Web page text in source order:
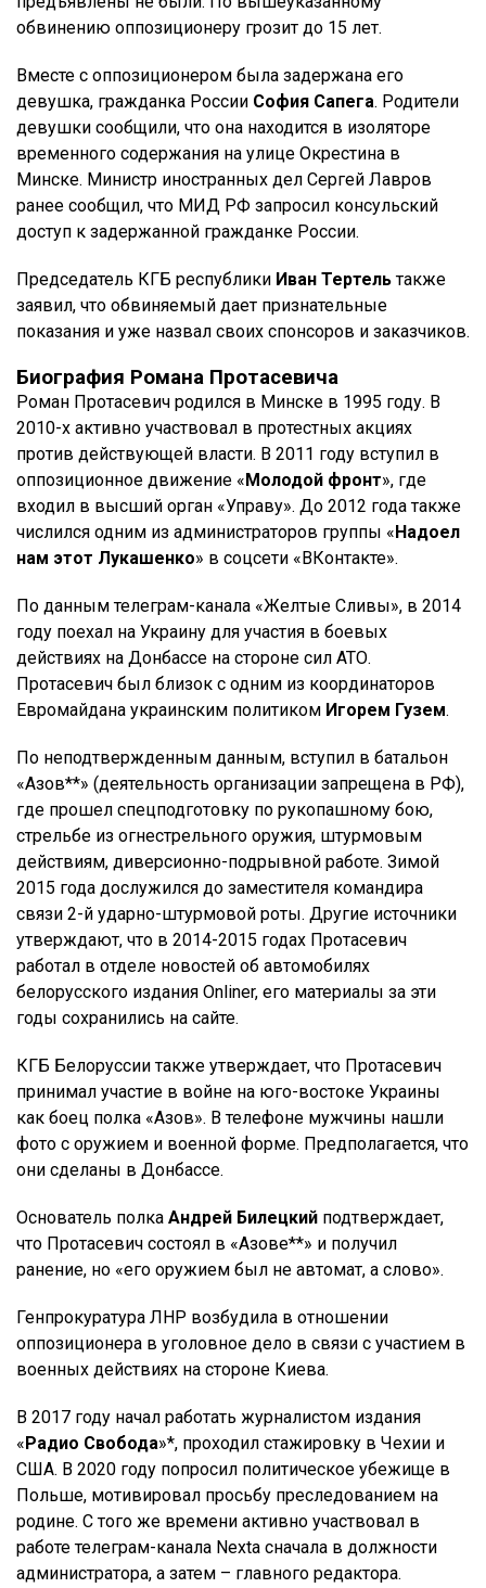
обвинению оппозиционеру грозит до 15 лет.
Вместе с оппозиционером была задержана его
девушка, гражданка России София Сапега. Родители
девушки сообщили, что она находится в изоляторе
временного содержания на улице Окрестина в
Минске. Министр иностранных дел Сергей Лавров
ранее сообщил, что МИД РФ запросил консульский
доступ к задержанной гражданке России.
Председатель КГБ республики Иван Тертельтакже
заявил, что обвиняемый дает признательные
показания и уже назвал своих спонсоров и заказчиков.
Биография Романа Протасевича
Роман Протасевич родился в Минске в 1995 году. В
2010-х активно участвовал в протестных акциях
против действующей власти. В 2011 году вступил в
оппозиционное движение « Молодой фронт», где
входил в высший орган «Управу». До 2012 года также
числился одним из администраторов группы « Надоел
нам этот Лукашенко» в соцсети «ВКонтакте».
По данным телеграм-канала «Желтые Сливы», в 2014
году поехал на Украину для участия в боевых
действиях на Донбассе на стороне сил АТО.
Протасевич был близок с одним из координаторов
Евромайдана украинским политиком Игорем Гузем.
По неподтвержденным данным, вступил в батальон
«Азов**» (деятельность организации запрещена в РФ),
где прошел спецподготовку по рукопашному бою,
стрельбе из огнестрельного оружия, штурмовым
действиям, диверсионно-подрывной работе. Зимой
2015 года дослужился до заместителя командира
связи 2-й ударно-штурмовой роты. Другие источники
утверждают, что в 2014-2015 годах Протасевич
работал в отделе новостей об автомобилях
белорусского издания Onliner, его материалы за эти
годы сохранились на сайте.
КГБ Белоруссии также утверждает, что Протасевич
принимал участие в войне на юго-востоке Украины
как боец полка «Азов». В телефоне мужчины нашли
фото с оружием и военной форме. Предполагается, что
они сделаны в Донбассе.
Основатель полка Андрей Билецкий подтверждает,
что Протасевич состоял в «Азове**» и получил
ранение, но «его оружием был не автомат, а слово».
Генпрокуратура ЛНР возбудила в отношении
оппозиционера в уголовное дело в связи с участием в
военных действиях на стороне Киева.
В 2017 году начал работать журналистом издания
« Радио Свобода»*, проходил стажировку в Чехии и
США. В 2020 году попросил политическое убежище в
Польше, мотивировал просьбу преследованием на
родине. С того же времени активно участвовал в
работе телеграм-канала Nexta сначала в должности
администратора, а затем – главного редактора.